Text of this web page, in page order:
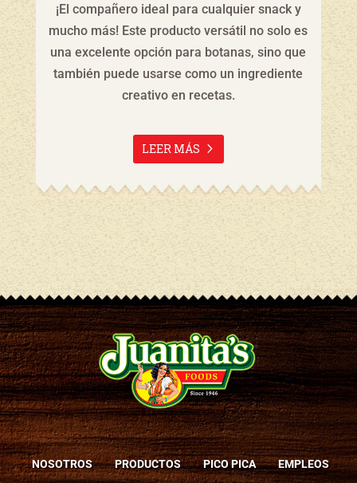
¡El compañero ideal para cualquier snack y
mucho más! Este producto versátil no solo es
una excelente opción para botanas, sino que
también puede usarse como un ingrediente
creativo en recetas.
LEER MÁS
NOSOTROS PRODUCTOS PICO PICA EMPLEOS